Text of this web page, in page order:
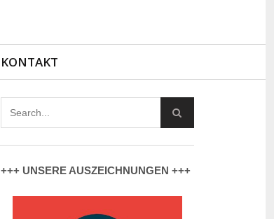
KONTAKT
+++ UNSERE AUSZEICHNUNGEN +++